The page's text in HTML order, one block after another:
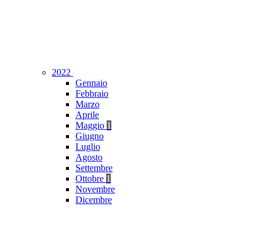
2022
Gennaio
Febbraio
Marzo
Aprile
Maggio 1
Giugno
Luglio
Agosto
Settembre
Ottobre 1
Novembre
Dicembre